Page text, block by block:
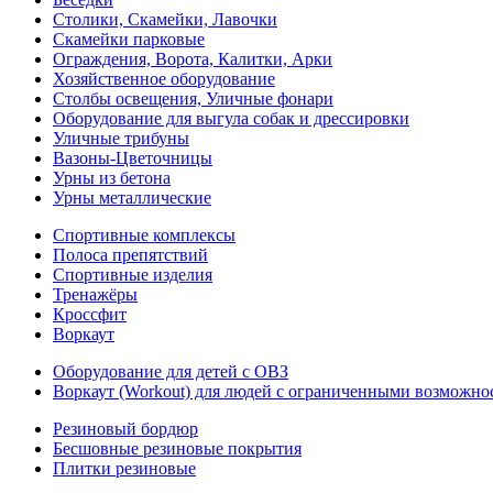
Столики, Скамейки, Лавочки
Скамейки парковые
Ограждения, Ворота, Калитки, Арки
Хозяйственное оборудование
Столбы освещения, Уличные фонари
Оборудование для выгула собак и дрессировки
Уличные трибуны
Вазоны-Цветочницы
Урны из бетона
Урны металлические
Спортивные комплексы
Полоса препятствий
Спортивные изделия
Тренажёры
Кроссфит
Воркаут
Оборудование для детей с ОВЗ
Воркаут (Workout) для людей с ограниченными
Резиновый бордюр
Бесшовные резиновые покрытия
Плитки резиновые